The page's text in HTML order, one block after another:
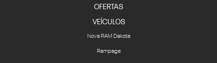
OFERTAS
VEÍCULOS
Nova RAM Dakota
Rampage